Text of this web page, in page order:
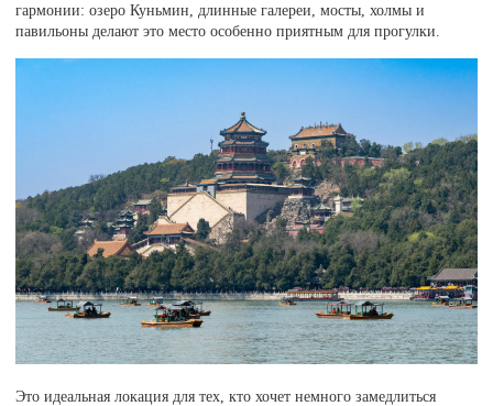
гармонии: озеро Куньмин, длинные галереи, мосты, холмы и
павильоны делают это место особенно приятным для прогулки.
Это идеальная локация для тех, кто хочет немного замедлиться